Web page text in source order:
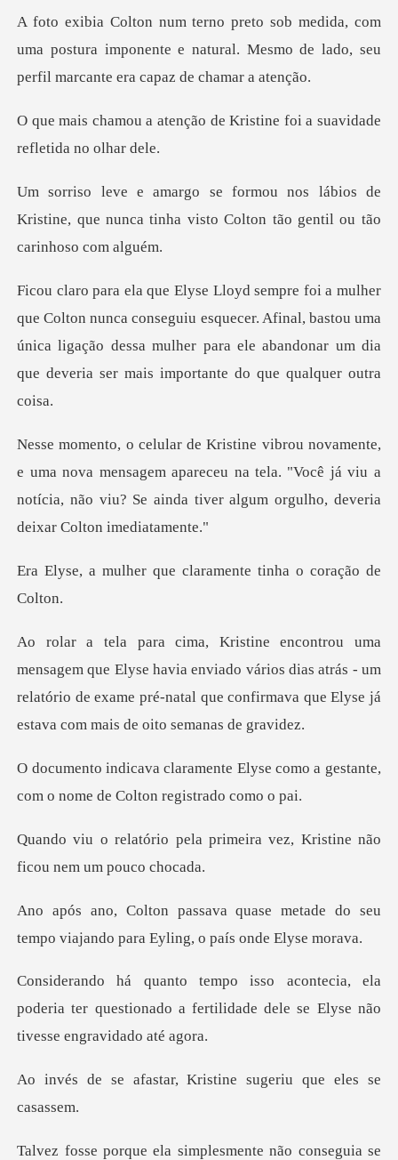
om
uma postura imponente e natural. Mesmo de lado,
de Kristine foi a suavidad
ios de
Kristine, que nunca tinha visto Col
onseguiu esquecer. Afinal, bastou uma
única ligação dessa mulher para ele a
a mensagem apareceu na tela. "Você já viu a
notícia, não viu? Se
que claramente tinha
havia enviado vários dias atrás - um
relatório de exame pré-natal que
lyse como a gestante,
com o nome
primeira vez, Kristine não
metade do seu
tempo viajando para
ela
poderia ter questionado a fertilidade del
r, Kristine sugeriu q
la simplesmente não c